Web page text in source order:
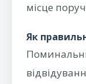
місце
Як